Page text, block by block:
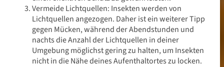
Vermeide Lichtquellen: Insekten werden von
Lichtquellen angezogen. Daher ist ein weiterer Tipp
gegen Mücken, während der Abendstunden und
nachts die Anzahl der Lichtquellen in deiner
Umgebung möglichst gering zu halten, um Insekten
nicht in die Nähe deines Aufenthaltortes zu locken.